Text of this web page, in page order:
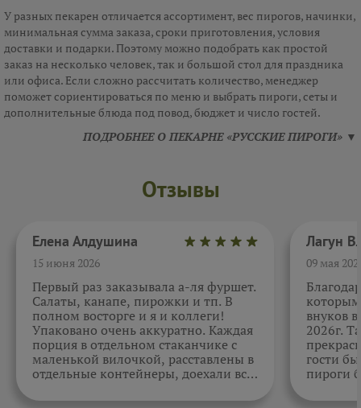
У разных пекарен отличается ассортимент, вес пирогов, начинки,
минимальная сумма заказа, сроки приготовления, условия
доставки и подарки. Поэтому можно подобрать как простой
заказ на несколько человек, так и большой стол для праздника
или офиса. Если сложно рассчитать количество, менеджер
поможет сориентироваться по меню и выбрать пироги, сеты и
дополнительные блюда под повод, бюджет и число гостей.
ПОДРОБНЕЕ О ПЕКАРНЕ «РУССКИЕ ПИРОГИ» ▼
Отзывы
Елена Алдушина
15 июня 2026
Первый раз заказывала а-ля фуршет.
Салаты, канапе, пирожки и тп. В
полном восторге и я и коллеги!
Упаковано очень аккуратно. Каждая
порция в отдельном стаканчике с
маленькой вилочкой, расставлены в
отдельные контейнеры, доехали все
спасибо за внимательность к датам.
09 мая
внуков
2026г.
гости
пироги